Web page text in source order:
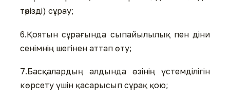
тәрізді) сұрау;
6.Қоятын сұрағында сыпайылылық пен діни
сенімнің шегінен аттап өту;
7.Басқалардың алдында өзінің үстемділігін
көрсету үшін қасарысып сұрақ қою;